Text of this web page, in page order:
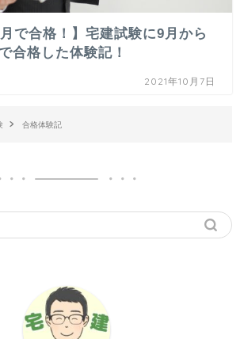
月で合格！】宅建試験に9月から
合格した体験記！
2021年10月7日
合格体験記